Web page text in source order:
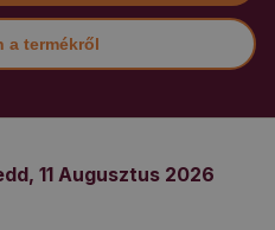
a termékről
11 Augusztus 2026